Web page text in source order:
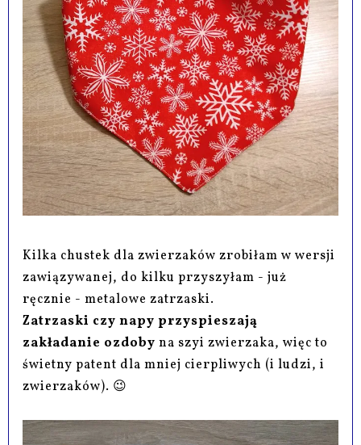
Kilka chustek dla zwierzaków zrobiłam w wersji
zawiązywanej, do kilku przyszyłam - już
ręcznie - metalowe zatrzaski.
Zatrzaski czy napy przyspieszają
zakładanie ozdobyna szyi zwierzaka, więc to
świetny patent dla mniej cierpliwych (i ludzi, i
zwierzaków). 😉